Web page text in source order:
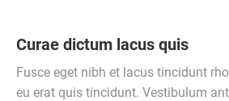
Curae dictum lacus quis
Fusce eget nibh et lacus tincidunt
eu erat quis tincidunt. Vestibulum